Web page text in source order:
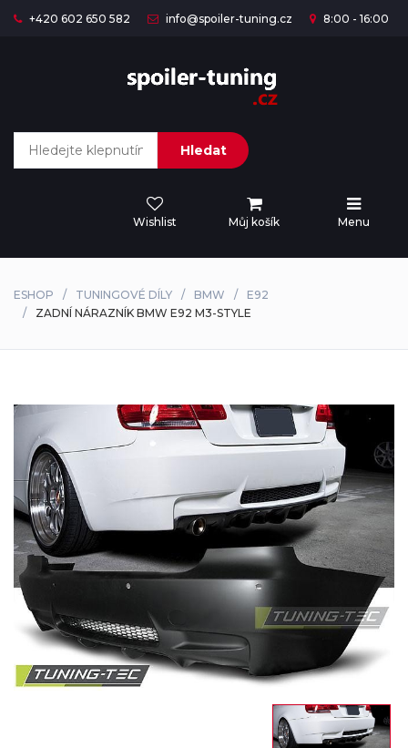
+420 602 650 582 info@spoiler-tuning.cz 8:00 - 16:00
Hledat
Wishlist Můj košík Menu
ESHOP TUNINGOVÉ DÍLY BMW
E92
ZADNÍ NÁRAZNÍK BMW E92 M3-STYLE